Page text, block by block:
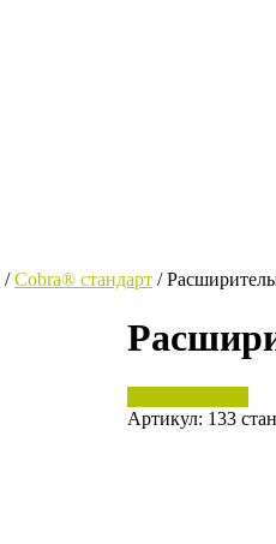
/Cobra® стандарт /
Артикул: 133